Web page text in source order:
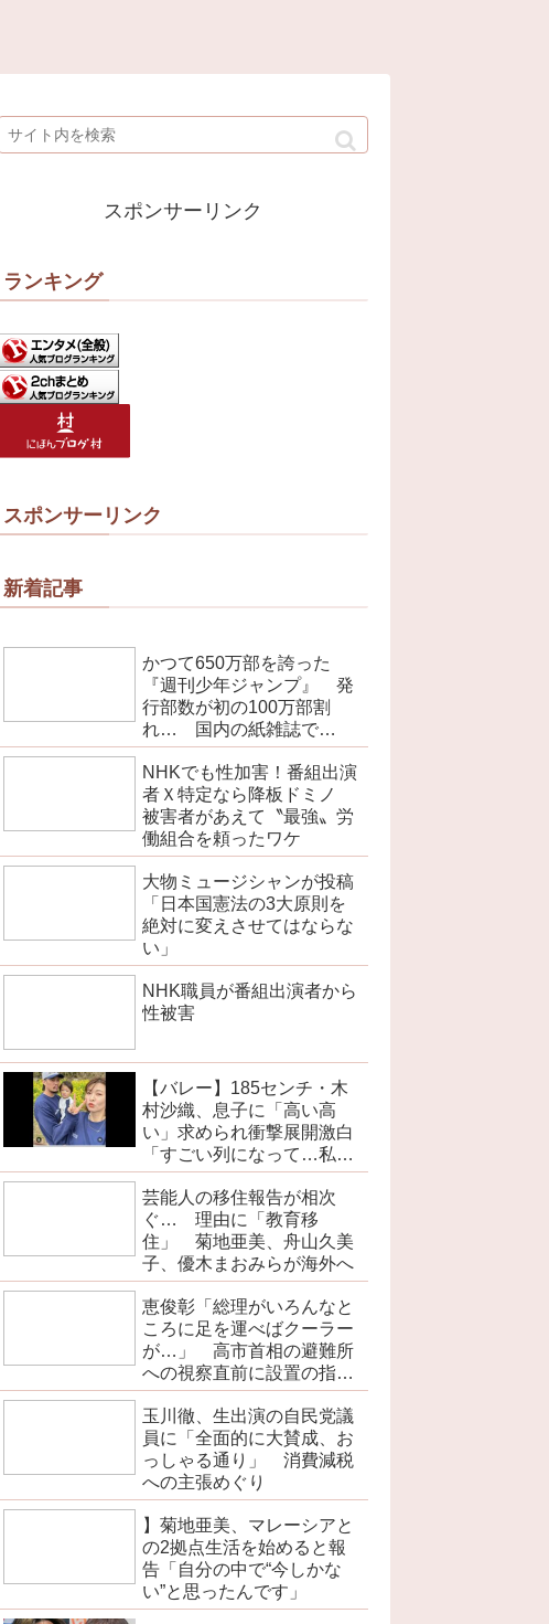
スポンサーリンク
ランキング
スポンサーリンク
新着記事
かつて650万部を誇った
『週刊少年ジャンプ』 発
行部数が初の100万部割
れ… 国内の紙雑誌で
「100万部超」ゼロに
NHKでも性加害！番組出演
者Ｘ特定なら降板ドミノ
被害者があえて〝最強〟労
働組合を頼ったワケ
大物ミュージシャンが投稿
「日本国憲法の3大原則を
絶対に変えさせてはならな
い」
NHK職員が番組出演者から
性被害
【バレー】185センチ・木
村沙織、息子に「高い高
い」求められ衝撃展開激白
「すごい列になって…私ア
トラクションじゃないよみ
たいな」
芸能人の移住報告が相次
ぐ… 理由に「教育移
住」 菊地亜美、舟山久美
子、優木まおみらが海外へ
恵俊彰「総理がいろんなと
ころに足を運べばクーラー
が…」 高市首相の避難所
への視察直前に設置の指摘
で
玉川徹、生出演の自民党議
員に「全面的に大賛成、お
っしゃる通り」 消費減税
への主張めぐり
】菊地亜美、マレーシアと
の2拠点生活を始めると報
告「自分の中で“今しかな
い”と思ったんです」